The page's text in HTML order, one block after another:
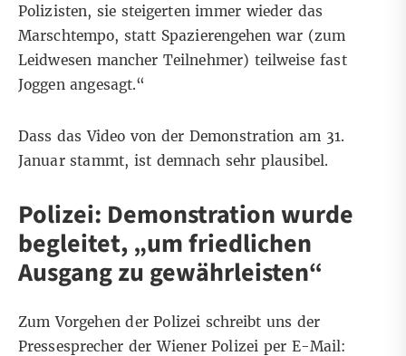
Polizisten, sie steigerten immer wieder das
Marschtempo, statt Spazierengehen war (zum
Leidwesen mancher Teilnehmer) teilweise fast
Joggen angesagt.“
Dass das Video von der Demonstration am 31.
Januar stammt, ist demnach sehr plausibel.
Polizei: Demonstration wurde
begleitet, „um friedlichen
Ausgang zu gewährleisten“
Zum Vorgehen der Polizei schreibt uns der
Pressesprecher der Wiener Polizei per E-Mail: